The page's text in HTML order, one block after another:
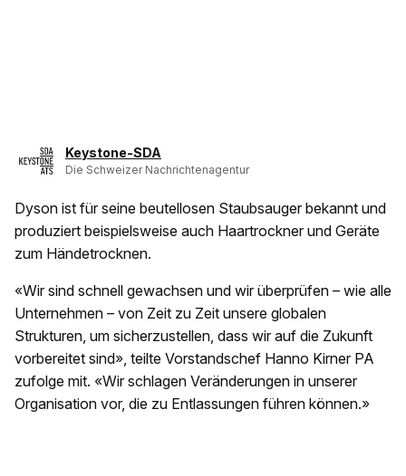
Keystone-SDA
Die Schweizer Nachrichtenagentur
Dyson ist für seine beutellosen Staubsauger bekannt und
produziert beispielsweise auch Haartrockner und Geräte
zum Händetrocknen.
«Wir sind schnell gewachsen und wir überprüfen – wie alle
Unternehmen – von Zeit zu Zeit unsere globalen
Strukturen, um sicherzustellen, dass wir auf die Zukunft
vorbereitet sind», teilte Vorstandschef Hanno Kirner PA
zufolge mit. «Wir schlagen Veränderungen in unserer
Organisation vor, die zu Entlassungen führen können.»